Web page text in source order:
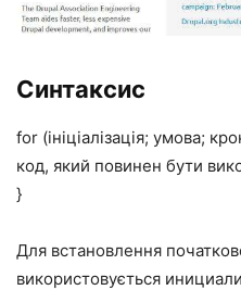
Синтаксис
for (ініціалізація; умова;
код, який повинен бути
}
Для встановлення
використовується